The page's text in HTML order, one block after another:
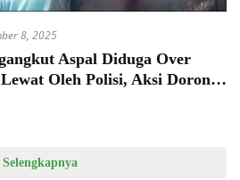
8, 2025
Aspal Diduga Over
Oleh Polisi, Aksi Dorong
Selengkapnya